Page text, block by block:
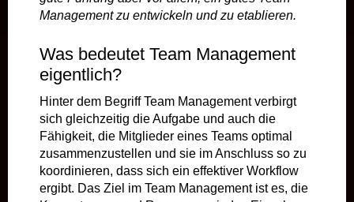
Management zu entwickeln und zu etablieren.
Was bedeutet Team Management
eigentlich?
Hinter dem Begriff Team Management verbirgt
sich gleichzeitig die Aufgabe und auch die
Fähigkeit, die Mitglieder eines Teams optimal
zusammenzustellen und sie im Anschluss so zu
koordinieren, dass sich ein effektiver Workflow
ergibt. Das Ziel im Team Management ist es, die